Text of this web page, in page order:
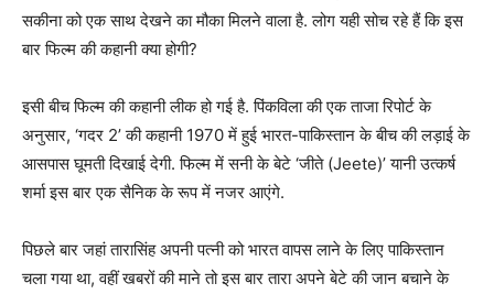
सकीना को एक साथ देखने का मौका मिलने वाला है. लोग यही सोच रहे हैं कि इस
बार फिल्म की कहानी क्या होगी?
इसी बीच फिल्म की कहानी लीक हो गई है. पिंकविला की एक ताजा रिपोर्ट के
अनुसार, ‘गदर 2’ की कहानी 1970 में हुई भारत-पाकिस्तान के बीच की लड़ाई के
आसपास घूमती दिखाई देगी. फिल्म में सनी के बेटे ‘जीते (Jeete)’ यानी उत्कर्ष
शर्मा इस बार एक सैनिक के रूप में नजर आएंगे.
पिछले बार जहां तारासिंह अपनी पत्नी को भारत वापस लाने के लिए पाकिस्तान
चला गया था, वहीं खबरों की माने तो इस बार तारा अपने बेटे की जान बचाने के